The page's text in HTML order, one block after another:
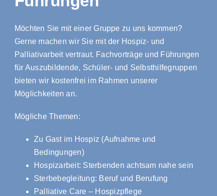
Möchten Sie mit einer Gruppe zu uns kommen?
Gerne machen wir Sie mit der Hospiz- und
Palliativarbeit vertraut. Fachvorträge und Führungen
für Auszubildende, Schüler- und Selbsthilfegruppen
bieten wir kostenfrei im Rahmen unserer
Möglichkeiten an.
Mögliche Themen:
Zu Gast im Hospiz (Aufnahme und
Bedingungen)
Hospizarbeit: Sterbenden achtsam nahe sein
Sterbebegleitung: Beruf und Berufung
Palliative Care – Hospizpflege